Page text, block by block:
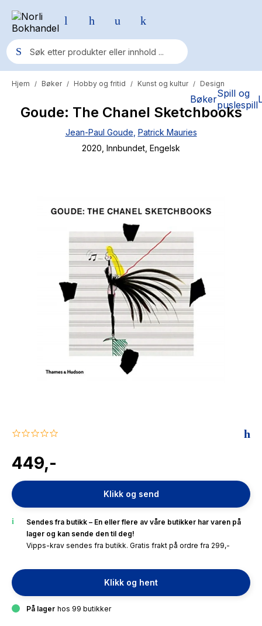
BøkerSpill og
puslespill
Populære søk
Pokemon
One piece
Fury Bound - Sable Sorensen
Hypopressiv trening
The Housemaid
Hjem / Bøker / Hobby og fritid / Kunst og kultur / Design
Goude: The Chanel Sketchbooks
Jean-Paul Goude Patrick Mauries
2020 , Innbundet , Engelsk
0.0
rating
449,-
Klikk og send
Sendes fra butikk – En eller flere av våre butikker har varen på
lager og kan sende den til deg!
Vipps-krav sendes fra butikk. Gratis frakt på ordre fra 299,-
Klikk og hent
På lager hos 99 butikker